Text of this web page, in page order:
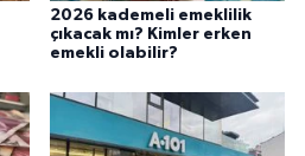
2026 kademeli emeklilik
çıkacak mı? Kimler erken
emekli olabilir?